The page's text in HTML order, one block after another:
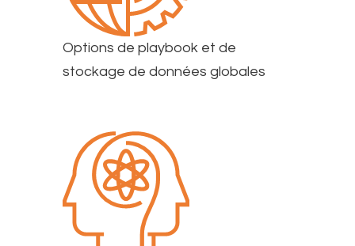
Options de playbook et de
stockage de données globales